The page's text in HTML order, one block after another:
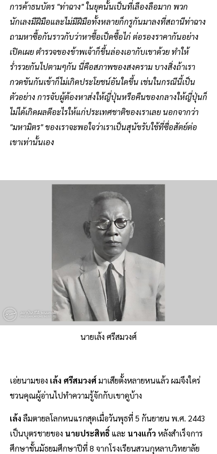
การค้าธนบัตร "ท่าฉาง" ในยุคนั้นเป็นที่เลืองลือมาก พวก
นักเลงมีฝีมือและไม่มีฝีมือทั้งหลายก็กรูกันมาลงที่สถานีท่าฉาง
ถามหาซื้อกันราวกับว่าหาซื้อเป็ดซื้อไก่ ต่อรองราคากันอย่าง
เปิดเผย ตำรวจของข้าพเจ้าก็ขึ้นล่องเอากับเขาด้วย ทำให้
ร่ำรวยกันไปตามๆกัน นี่คือสภาพของสงคราม บางสิ่งถ้าเรา
กวดขันกันเข้าก็ไม่เกิดประโยชน์อันใดขึ้น เช่นในกรณีนี้เป็น
ตัวอย่าง การจับผู้ต้องหาส่งให้ญี่ปุ่นหรือคืนของกลางให้ญี่ปุ่นก็
ไม่ได้เกิดผลดีอะไรให้แก่ประเทศชาติของเราเลย นอกจากว่า
"มหามิตร" ของเราจะพอใจว่าเราเป็นสุนัขรับใช้ที่ซื่อสัตย์ต่อ
เขาเท่านั้นเอง
นายเล้ง ศรีสมวงศ์
เอ่ยนามของ เล้ง ศรีสมวงศ์มาเสียตั้งหลายหนแล้ว ผมจึงใคร่
ชวนคุณผู้อ่านไปทำความรู้จักกับเขาดูบ้าง
เล้ง ลืมตายลโลกหนแรกสุดเมื่อวันพุธที่ 5 กันยายน พ.ศ. 2443
เป็นบุตรชายของ นายประสิทธิ์ และ นางแก้ว หลังสำเร็จการ
ศึกษาชั้นมัธยมศึกษาปีที่ 8 จากโรงเรียนสวนกุหลาบวิทยาลัย